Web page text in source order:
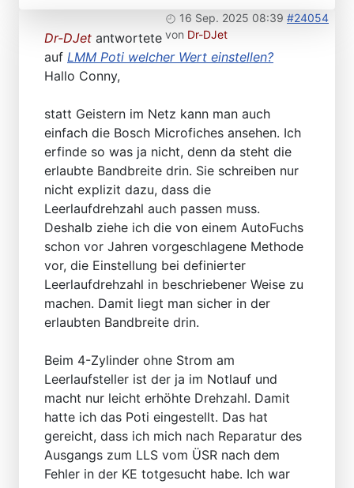
16 Sep. 2025 08:39 #24054
von Dr-DJet
Dr-DJet antwortete
auf LMM Poti welcher Wert einstellen?
Hallo Conny,
statt Geistern im Netz kann man auch
einfach die Bosch Microfiches ansehen. Ich
erfinde so was ja nicht, denn da steht die
erlaubte Bandbreite drin. Sie schreiben nur
nicht explizit dazu, dass die
Leerlaufdrehzahl auch passen muss.
Deshalb ziehe ich die von einem AutoFuchs
schon vor Jahren vorgeschlagene Methode
vor, die Einstellung bei definierter
Leerlaufdrehzahl in beschriebener Weise zu
machen. Damit liegt man sicher in der
erlaubten Bandbreite drin.
Beim 4-Zylinder ohne Strom am
Leerlaufsteller ist der ja im Notlauf und
macht nur leicht erhöhte Drehzahl. Damit
hatte ich das Poti eingestellt. Das hat
gereicht, dass ich mich nach Reparatur des
Ausgangs zum LLS vom ÜSR nach dem
Fehler in der KE totgesucht habe. Ich war